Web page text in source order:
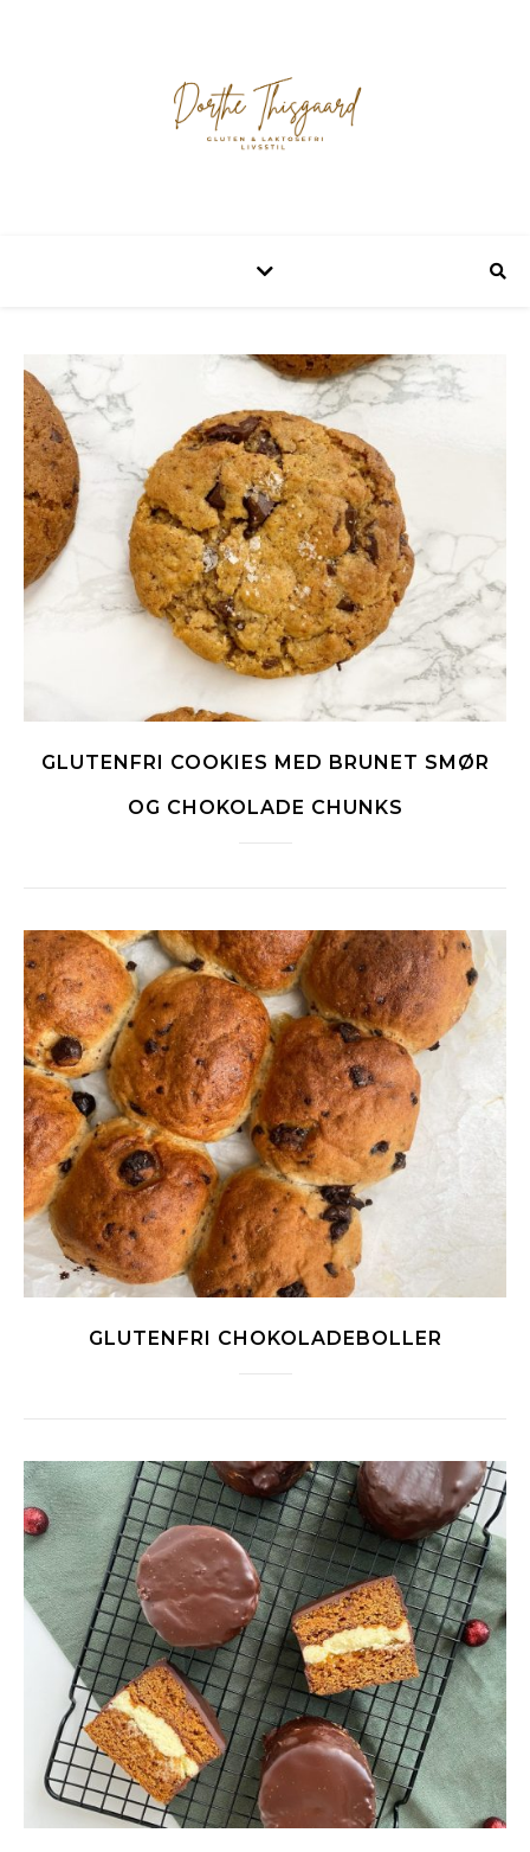
GLUTENFRI COOKIES MED BRUNET SMØR
OG CHOKOLADE CHUNKS
GLUTENFRI CHOKOLADEBOLLER